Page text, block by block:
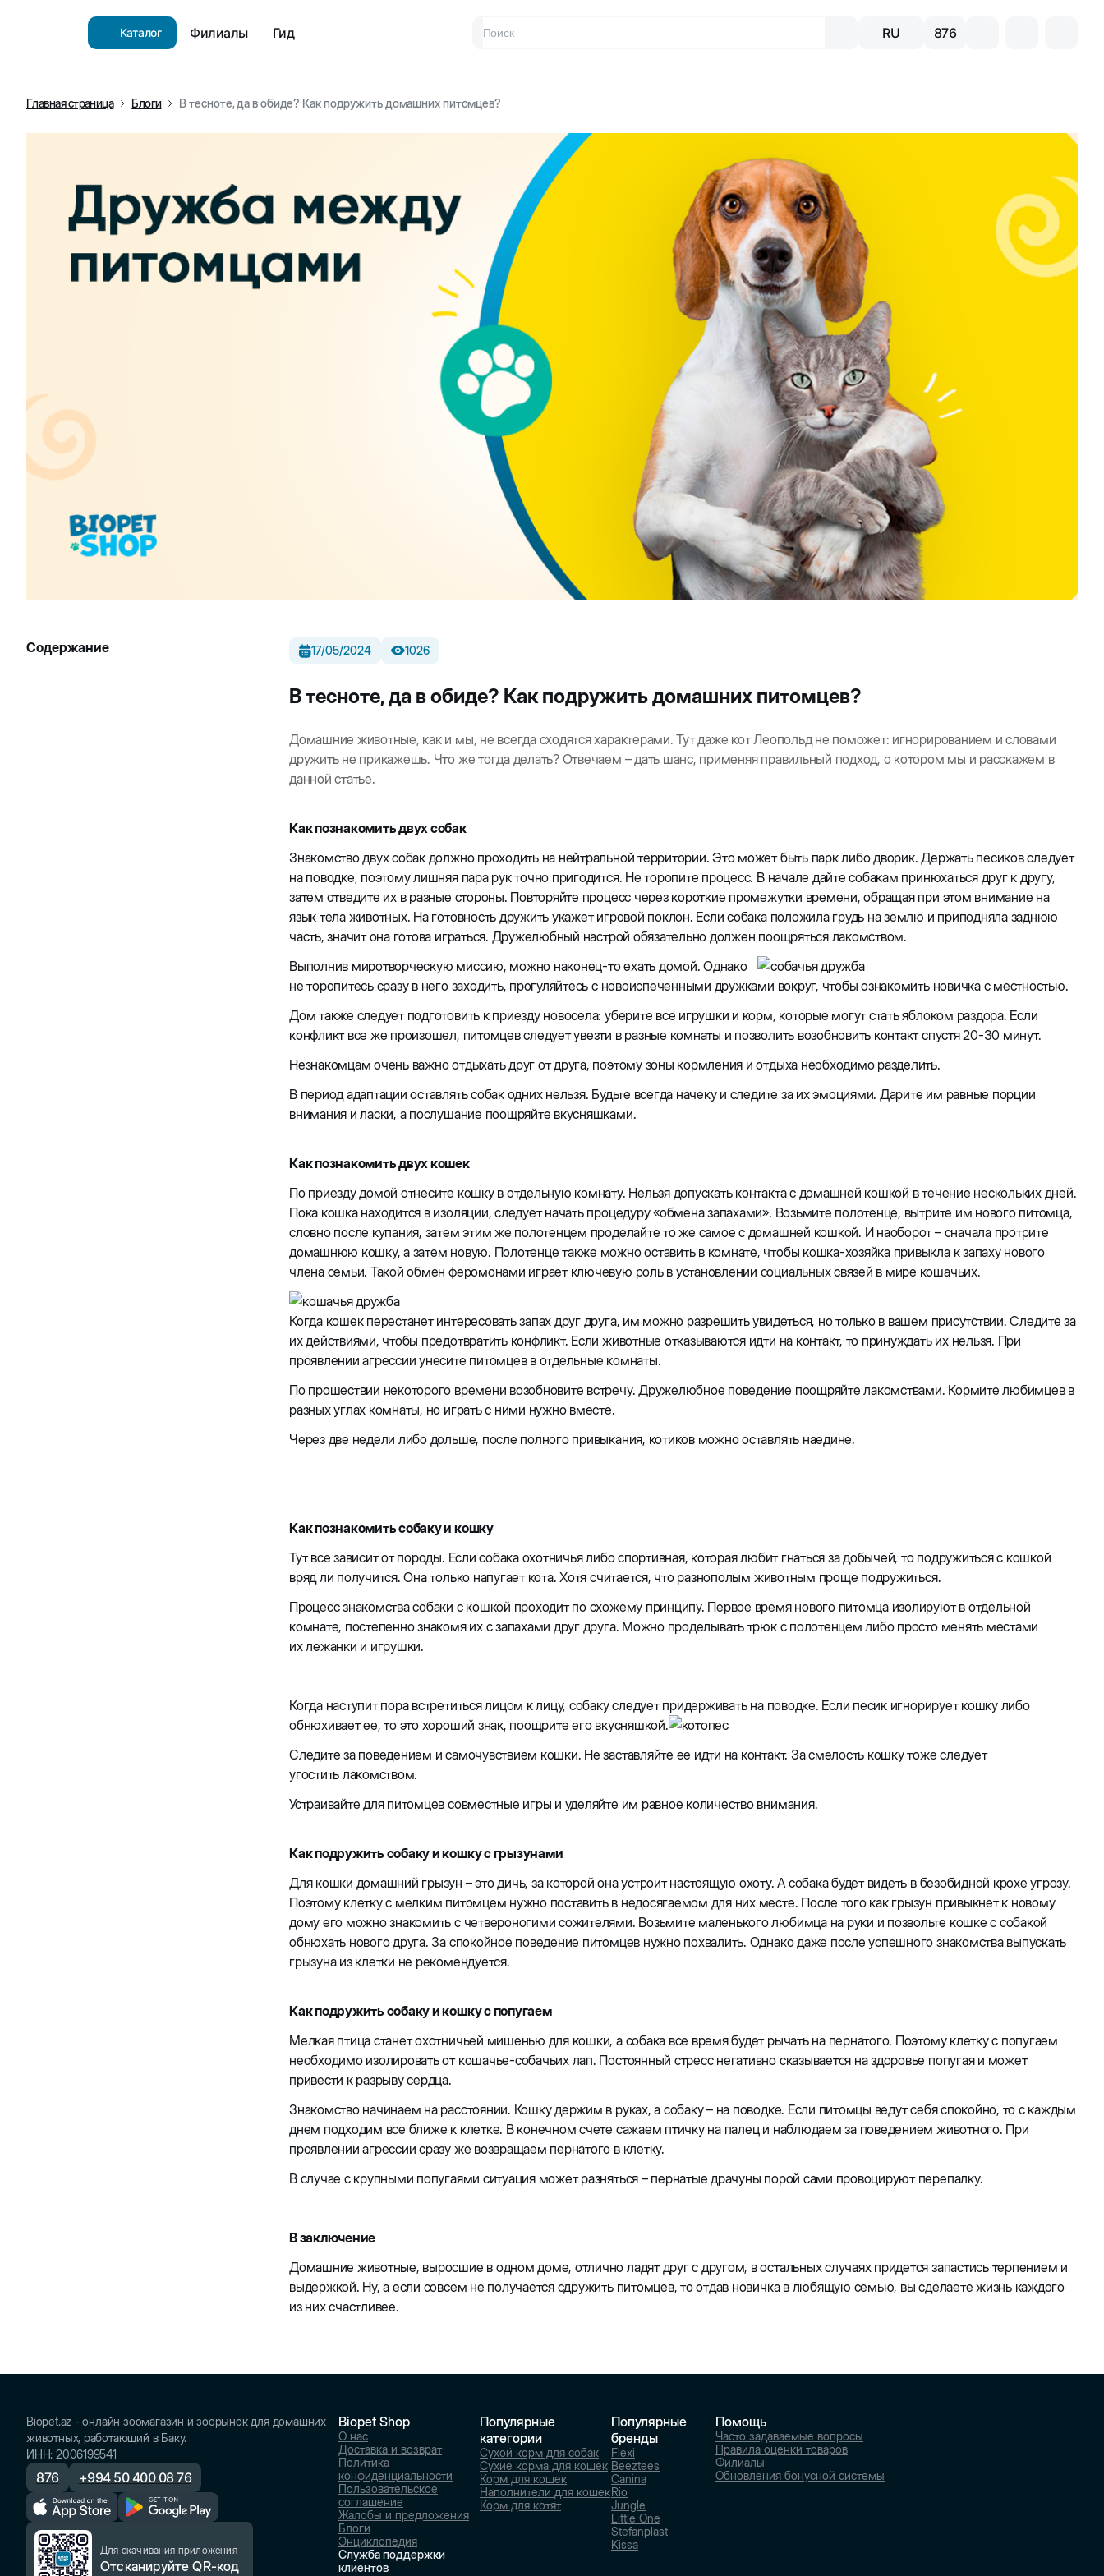
Каталог Филиалы Гид RU 876
Главная страница Блоги В тесноте, да в обиде? Как подружить домашних питомцев?
Содержание 17/05/2024 1026
В тесноте, да в обиде? Как подружить домашних питомцев?
Домашние животные, как и мы, не всегда сходятся характерами. Тут даже кот Леопольд не поможет: игнорированием и словами
дружить не прикажешь. Что же тогда делать? Отвечаем – дать шанс, применяя правильный подход, о котором мы и расскажем в
данной статье.
Как познакомить двух собак
Знакомство двух собак должно проходить на нейтральной территории. Это может быть парк либо дворик. Держать песиков следует
на поводке, поэтому лишняя пара рук точно пригодится. Не торопите процесс. В начале дайте собакам принюхаться друг к другу,
затем отведите их в разные стороны. Повторяйте процесс через короткие промежутки времени, обращая при этом внимание на
язык тела животных. На готовность дружить укажет игровой поклон. Если собака положила грудь на землю и приподняла заднюю
часть, значит она готова играться. Дружелюбный настрой обязательно должен поощряться лакомством.
Выполнив миротворческую миссию, можно наконец-то ехать домой. Однако
не торопитесь сразу в него заходить, прогуляйтесь с новоиспеченными дружками вокруг, чтобы ознакомить новичка с местностью.
Дом также следует подготовить к приезду новосела: уберите все игрушки и корм, которые могут стать яблоком раздора. Если
конфликт все же произошел, питомцев следует увезти в разные комнаты и позволить возобновить контакт спустя 20-30 минут.
Незнакомцам очень важно отдыхать друг от друга, поэтому зоны кормления и отдыха необходимо разделить.
В период адаптации оставлять собак одних нельзя. Будьте всегда начеку и следите за их эмоциями. Дарите им равные порции
внимания и ласки, а послушание поощряйте вкусняшками.
Как познакомить двух кошек
По приезду домой отнесите кошку в отдельную комнату. Нельзя допускать контакта с домашней кошкой в течение нескольких дней.
Пока кошка находится в изоляции, следует начать процедуру «обмена запахами». Возьмите полотенце, вытрите им нового питомца,
словно после купания, затем этим же полотенцем проделайте то же самое с домашней кошкой. И наоборот – сначала протрите
домашнюю кошку, а затем новую. Полотенце также можно оставить в комнате, чтобы кошка-хозяйка привыкла к запаху нового
члена семьи. Такой обмен феромонами играет ключевую роль в установлении социальных связей в мире кошачьих.
Когда кошек перестанет интересовать запах друг друга, им можно разрешить увидеться, но только в вашем присутствии. Следите за
их действиями, чтобы предотвратить конфликт. Если животные отказываются идти на контакт, то принуждать их нельзя. При
проявлении агрессии унесите питомцев в отдельные комнаты.
По прошествии некоторого времени возобновите встречу. Дружелюбное поведение поощряйте лакомствами. Кормите любимцев в
разных углах комнаты, но играть с ними нужно вместе.
Через две недели либо дольше, после полного привыкания, котиков можно оставлять наедине.
Как познакомить собаку и кошку
Тут все зависит от породы. Если собака охотничья либо спортивная, которая любит гнаться за добычей, то подружиться с кошкой
вряд ли получится. Она только напугает кота. Хотя считается, что разнополым животным проще подружиться.
Процесс знакомства собаки с кошкой проходит по схожему принципу. Первое время нового питомца изолируют в отдельной
комнате, постепенно знакомя их с запахами друг друга. Можно проделывать трюк с полотенцем либо просто менять местами
их лежанки и игрушки.
Когда наступит пора встретиться лицом к лицу, собаку следует придерживать на поводке. Если песик игнорирует кошку либо
обнюхивает ее, то это хороший знак, поощрите его вкусняшкой.
Следите за поведением и самочувствием кошки. Не заставляйте ее идти на контакт. За смелость кошку тоже следует
угостить лакомством.
Устраивайте для питомцев совместные игры и уделяйте им равное количество внимания.
Как подружить собаку и кошку с грызунами
Для кошки домашний грызун – это дичь, за которой она устроит настоящую охоту. А собака будет видеть в безобидной крохе угрозу.
Поэтому клетку с мелким питомцем нужно поставить в недосягаемом для них месте. После того как грызун привыкнет к новому
дому его можно знакомить с четвероногими сожителями. Возьмите маленького любимца на руки и позвольте кошке с собакой
обнюхать нового друга. За спокойное поведение питомцев нужно похвалить. Однако даже после успешного знакомства выпускать
грызуна из клетки не рекомендуется.
Как подружить собаку и кошку с попугаем
Мелкая птица станет охотничьей мишенью для кошки, а собака все время будет рычать на пернатого. Поэтому клетку с попугаем
необходимо изолировать от кошачье-собачьих лап. Постоянный стресс негативно сказывается на здоровье попугая и может
привести к разрыву сердца.
Знакомство начинаем на расстоянии. Кошку держим в руках, а собаку – на поводке. Если питомцы ведут себя спокойно, то с каждым
днем подходим все ближе к клетке. В конечном счете сажаем птичку на палец и наблюдаем за поведением животного. При
проявлении агрессии сразу же возвращаем пернатого в клетку.
В случае с крупными попугаями ситуация может разняться – пернатые драчуны порой сами провоцируют перепалку.
В заключение
Домашние животные, выросшие в одном доме, отлично ладят друг с другом, в остальных случаях придется запастись терпением и
выдержкой. Ну, а если совсем не получается сдружить питомцев, то отдав новичка в любящую семью, вы сделаете жизнь каждого
из них счастливее.
Biopet.az - онлайн зоомагазин и зоорынок для домашних
животных, работающий в Баку.
ИНН: 2006199541
876 +994 50 400 08 76
Для скачивания приложения
Отсканируйте QR-код
Biopet Shop
О нас
Доставка и возврат
Политика
конфиденциальности
Пользовательское
соглашение
Жалобы и предложения
Блоги
Энциклопедия
Служба поддержки
клиентов
Популярные
категории
Сухой корм для собак
Сухие корма для кошек
Корм для кошек
Наполнители для кошек
Корм для котят
Популярные
бренды
Flexi
Beeztees
Canina
Rio
Jungle
Little One
Stefanplast
Kissa
Помощь
Часто задаваемые вопросы
Правила оценки товаров
Филиалы
Обновления бонусной системы